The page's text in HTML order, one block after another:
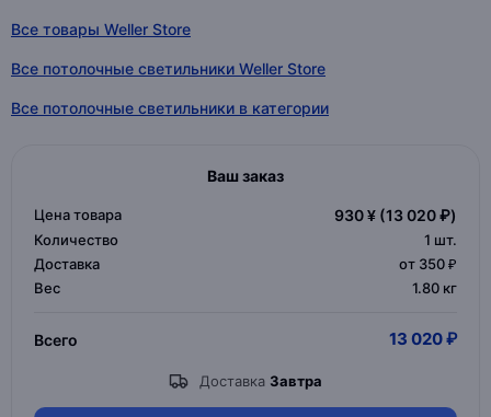
Все товары Weller Store
Все потолочные светильники Weller Store
Все потолочные светильники в категории
Ваш заказ
Цена товара 930 ¥ (13 020 ₽)
Количество 1 шт.
Доставка
от 350 ₽
Вес
1.80 кг
Всего 13 020 ₽
Доставка Завтра